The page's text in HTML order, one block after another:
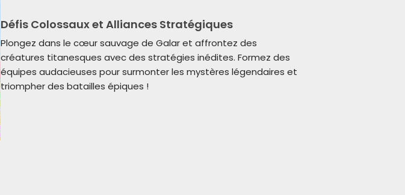
Défis Colossaux et Alliances Stratégiques
Plongez dans le cœur sauvage de Galar et affrontez des
créatures titanesques avec des stratégies inédites. Formez des
équipes audacieuses pour surmonter les mystères légendaires et
triompher des batailles épiques !